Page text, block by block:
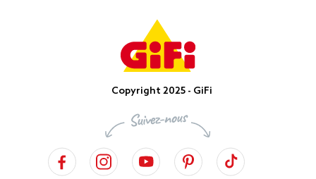
Copyright 2025 - GiFi